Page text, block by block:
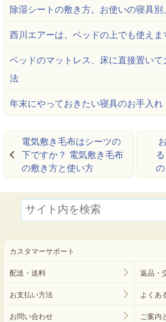
除湿シートの敷き方。お使いの寝具
西川エアーは、ベッドの上でも使えま
ベッドのマットレス、床に直接置い
法
年末にやっておきたい寝具のお手入れ
電気敷き毛布はシーツの
下ですか？ 電気敷き毛布
の敷き方と使い方
カスタマーサポート
配送・送料 返品・
お支払い方法 よくあ
お問い合わせ ご案内